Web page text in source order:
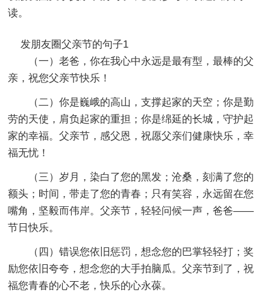
读。
发朋友圈父亲节的句子1
（一）老爸，你在我心中永远是最有型，最棒的父
亲，祝您父亲节快乐！
（二）你是巍峨的高山，支撑起家的天空；你是勤
劳的天使，肩负起家的重担；你是绵延的长城，守护起
家的幸福。父亲节，感父恩，祝愿父亲们健康快乐，幸
福无忧！
（三）岁月，染白了您的黑发；沧桑，刻满了您的
额头；时间，带走了您的青春；只有笑容，永远留在您
嘴角，坚毅而伟岸。父亲节，轻轻问候一声，爸爸——
节日快乐。
（四）错误您依旧惩罚，想念您的巴掌轻轻打；奖
励您依旧夸夸，想念您的大手拍脑瓜。父亲节到了，祝
福您青春的心不老，快乐的心永葆。